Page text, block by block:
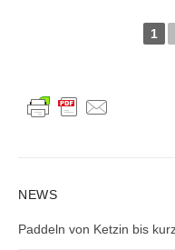
1
NEWS
Paddeln von Ketzin bis